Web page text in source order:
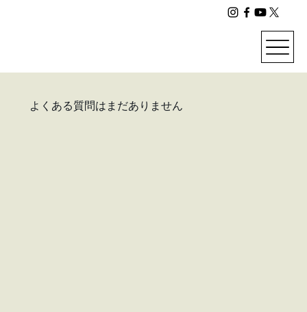
よくある質問はまだありません